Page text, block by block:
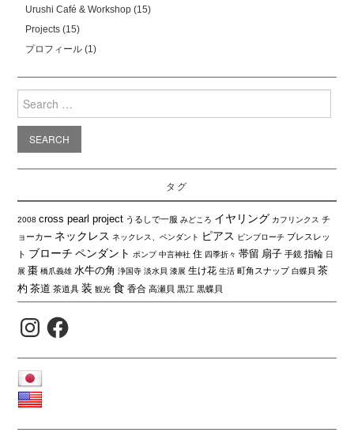
Urushi Café & Workshop (15)
Projects (15)
プロフィール (1)
Search
for:
タグ
2008 cross pearl project うるしで一服 みどころ イヤリング カフリンクス チ
ョーカー ネックレス ネックレス、ペンダント ピアス ピンブローチ ブレスレッ
ト ブローチ ペンダント ポンプ 中言神社 住 四季折々 帯留 扇子 手鏡 指輪 日
展 棗 橋爪義雄 水牛の角 浄国寺 淡水貝 漆展 生け花 生活 町角スナップ 白蝶貝 茶
杓 茶道 茶道具 装 観光 食 香合 高瀬貝 黒江 黒蝶貝
InstagramFacebook